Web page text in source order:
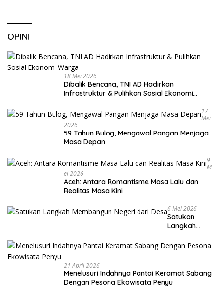
OPINI
18 Mei 2026
Dibalik Bencana, TNI AD Hadirkan
Infrastruktur & Pulihkan Sosial Ekonomi
17
Mei
2026
59 Tahun Bulog, Mengawal Pangan Menjaga
Masa Depan
9
M
Ei 2026
Aceh: Antara Romantisme Masa Lalu dan
Realitas Masa Kini
6 Mei 2026
Satukan
Langkah
Negeri dari
Desa
21 April 2026
Menelusuri Indahnya Pantai Keramat Sabang
Dengan Pesona Ekowisata Penyu